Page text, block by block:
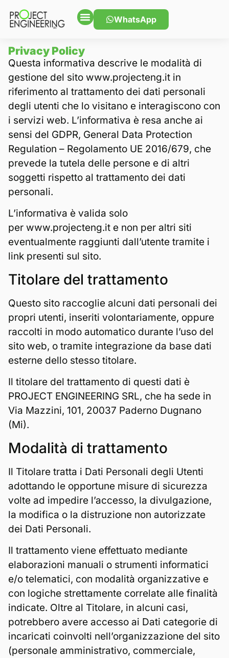
WhatsApp
Privacy Policy
Questa informativa descrive le modalità di
gestione del sito www.projecteng.it in
riferimento al trattamento dei dati personali
degli utenti che lo visitano e interagiscono con
i servizi web. L’informativa è resa anche ai
sensi del GDPR, General Data Protection
Regulation – Regolamento UE 2016/679, che
prevede la tutela delle persone e di altri
soggetti rispetto al trattamento dei dati
personali.
L’informativa è valida solo
per www.projecteng.it e non per altri siti
eventualmente raggiunti dall’utente tramite i
link presenti sul sito.
Titolare del trattamento
Questo sito raccoglie alcuni dati personali dei
propri utenti, inseriti volontariamente, oppure
raccolti in modo automatico durante l’uso del
sito web, o tramite integrazione da base dati
esterne dello stesso titolare.
Il titolare del trattamento di questi dati è
PROJECT ENGINEERING SRL, che ha sede in
Via Mazzini, 101, 20037 Paderno Dugnano
(Mi).
Modalità di trattamento
Il Titolare tratta i Dati Personali degli Utenti
adottando le opportune misure di sicurezza
volte ad impedire l’accesso, la divulgazione,
la modifica o la distruzione non autorizzate
dei Dati Personali.
Il trattamento viene effettuato mediante
elaborazioni manuali o strumenti informatici
e/o telematici, con modalità organizzative e
con logiche strettamente correlate alle finalità
indicate. Oltre al Titolare, in alcuni casi,
potrebbero avere accesso ai Dati categorie di
incaricati coinvolti nell’organizzazione del sito
(personale amministrativo, commerciale,